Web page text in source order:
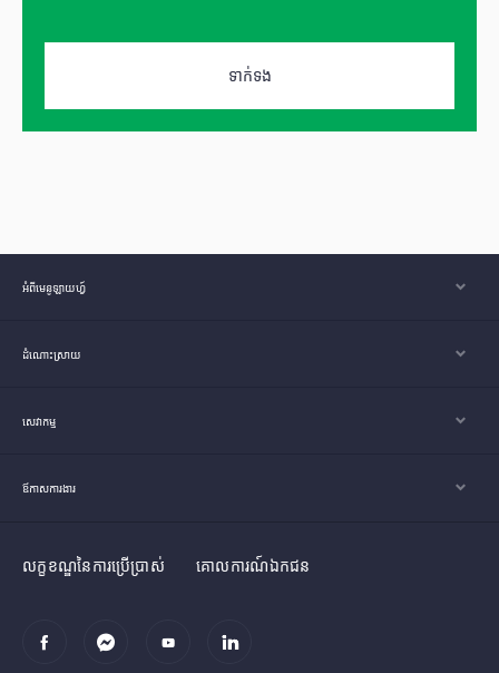
ទាក់ទង
អំពីមេនូឡាយហ្វ៍
ដំណោះស្រាយ
សេវាកម្ម
ឪកាសការងារ
លក្ខខណ្ឌនៃការប្រើប្រាស់ គោលការណ៍ឯកជន